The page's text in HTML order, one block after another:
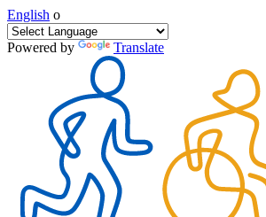
English o
Powered by Translate